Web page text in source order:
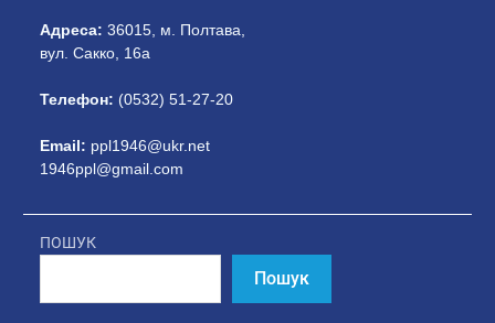
Адреса: 36015, м. Полтава,
вул. Сакко, 16а
Телефон: (0532) 51-27-20
Email: ppl1946@ukr.net
1946ppl@gmail.com
ПОШУК
Пошук